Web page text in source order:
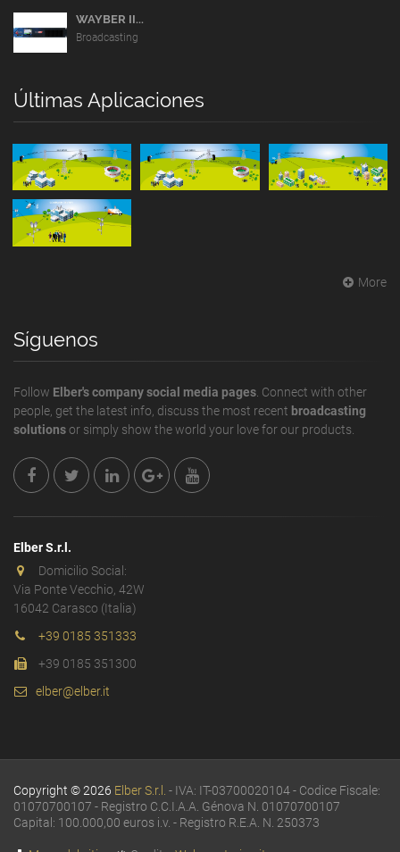
WAYBER II...
Broadcasting
Últimas Aplicaciones
More
Síguenos
Follow Elber's company social media pages . Connect with other
people, get the latest info, discuss the most recent broadcasting
solutionsor simply show the world your love for our products.
Elber S.r.l.
Domicilio Social:
Via Ponte Vecchio, 42W
16042 Carasco (Italia)
+39 0185 351333
+39 0185 351300
elber@elber.it
Copyright © 2026 Elber S.r.l.
- IVA: IT-03700020104 - Codice Fiscale:
01070700107 - Registro C.C.I.A.A. Génova N. 01070700107
Capital: 100.000,00 euros i.v. - Registro R.E.A. N. 250373